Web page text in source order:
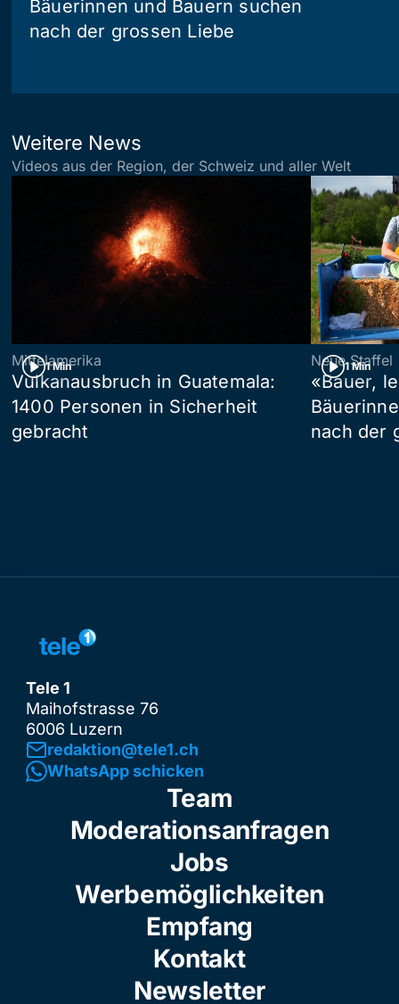
Bäuerinnen und Bauern suchen
nach der grossen Liebe
Weitere News
Videos aus der Region, der Schweiz und aller Welt
1 Min
Mittelamerika
Vulkanausbruch in Guatemala:
1400 Personen in Sicherheit
gebracht
1 Min
Neue Staffel
«Bauer,
nach der
Tele 1
Maihofstrasse 76
6006 Luzern
redaktion@tele1.ch
WhatsApp schicken
Team
Moderationsanfragen
Jobs
Werbemöglichkeiten
Empfang
Kontakt
Newsletter